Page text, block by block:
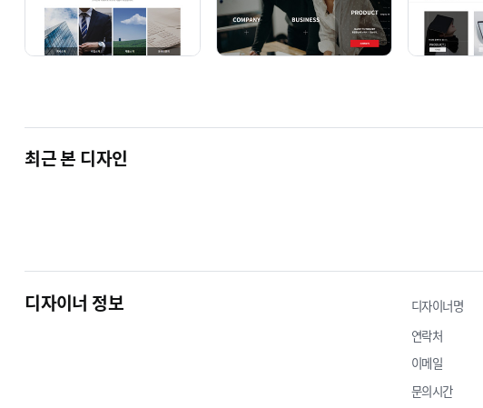
최근 본 디자인
디자이너 정보 디자이너명
연락처
이메일
문의시간